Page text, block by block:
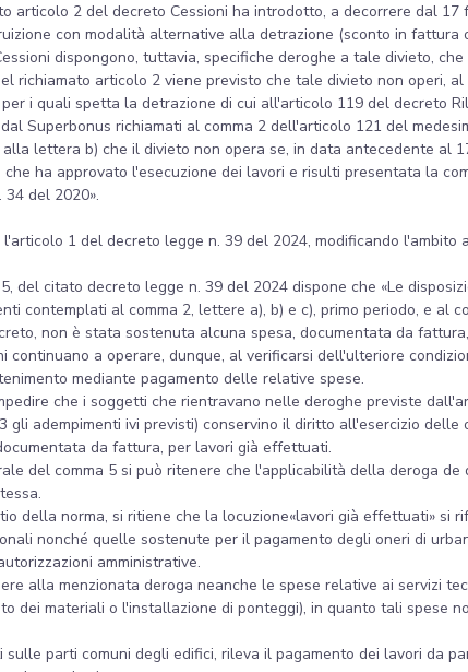
articolo 2 del decreto Cessioni ha introdotto, a decorrere dal
con modalità alternative alla detrazione (sconto in fattura
dispongono, tuttavia, specifiche deroghe a tale divieto,
richiamato articolo 2 viene previsto che tale divieto non operi,
i quali spetta la detrazione di cui all'articolo 119 del decreto
Superbonus richiamati al comma 2 dell'articolo 121 del
lettera b) che il divieto non opera se, in data antecedente al
ha approvato l'esecuzione dei lavori e risulti presentata la
del 2020».
1 del decreto legge n. 39 del 2024, modificando
del citato decreto legge n. 39 del 2024 dispone che «Le
contemplati al comma 2, lettere a), b) e c), primo periodo, e al
non è stata sostenuta alcuna spesa, documentata da
continuano a operare, dunque, al verificarsi dell'ulteriore
mediante pagamento delle relative spese.
che i soggetti che rientravano nelle deroghe previste
gli adempimenti ivi previsti) conservino il diritto all'esercizio
da fattura, per lavori già effettuati.
del comma 5 si può ritenere che l'applicabilità della deroga
della norma, si ritiene che la locuzione«lavori già effettuati» si
nonché quelle sostenute per il pagamento degli oneri di
amministrative.
alla menzionata deroga neanche le spese relative ai servizi
dei materiali o l'installazione di ponteggi), in quanto tali spese
parti comuni degli edifici, rileva il pagamento dei lavori da